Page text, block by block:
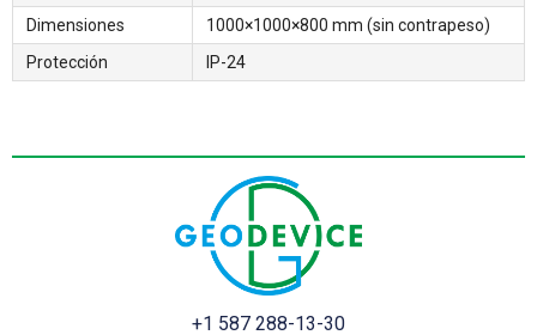
Dimensiones
1000×1000×800 mm (sin contrapeso)
Protección
IP-24
+1 587 288-13-30